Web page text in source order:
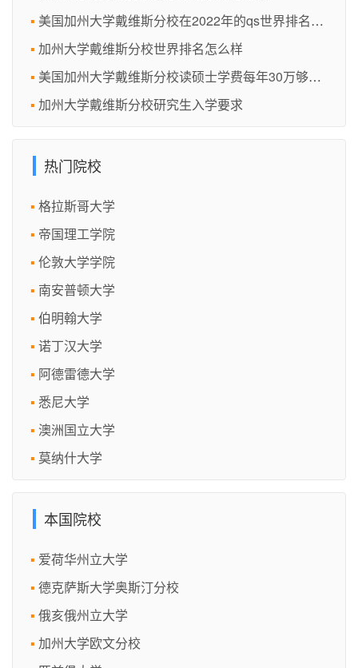
美国加州大学戴维斯分校在2022年的qs世界排名怎么样？
加州大学戴维斯分校世界排名怎么样
美国加州大学戴维斯分校读硕士学费每年30万够吗？
加州大学戴维斯分校研究生入学要求
热门院校
格拉斯哥大学
帝国理工学院
伦敦大学学院
南安普顿大学
伯明翰大学
诺丁汉大学
阿德雷德大学
悉尼大学
澳洲国立大学
莫纳什大学
本国院校
爱荷华州立大学
德克萨斯大学奥斯汀分校
俄亥俄州立大学
加州大学欧文分校